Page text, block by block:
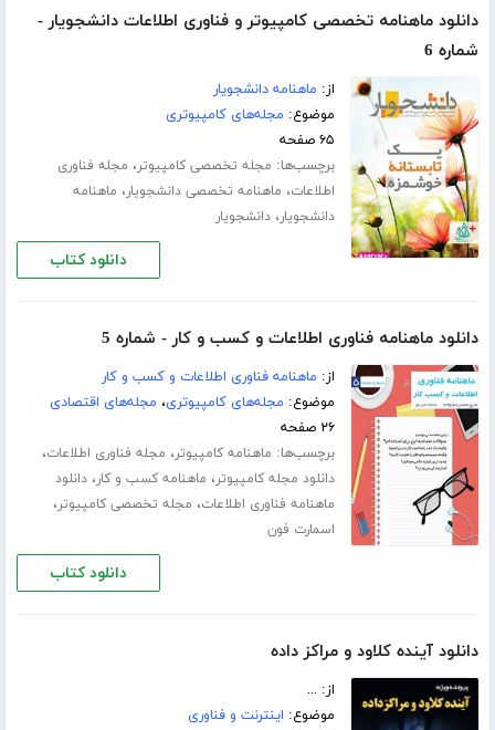
دانلود ماهنامه تخصصی کامپیوتر و فناوری اطلاعات دانشجویار -
شماره 6
از: ماهنامه دانشجویار
موضوع: مجله‌های کامپیوتری
۶۵ صفحه
برچسب‌ها: مجله تخصصی کامپیوتر، مجله فناوری
اطلاعات، ماهنامه تخصصی دانشجویار، ماهنامه
دانشجویار،دانشجویار
دانلود کتاب
دانلود ماهنامه فناوری اطلاعات و کسب و کار - شماره 5
از: ماهنامه فناوری اطلاعات و کسب و کار
موضوع: مجله‌های کامپیوتری، مجله‌های اقتصادی
۲۶ صفحه
برچسب‌ها: ماهنامه کامپیوتر، مجله فناوری اطلاعات،
دانلود مجله کامپیوتر، ماهنامه کسب و کار،دانلود
ماهنامه فناوری اطلاعات، مجله تخصصی کامپیوتر،
اسمارت فون
دانلود کتاب
دانلود آینده کلاود و مراکز داده
از: ...
موضوع: اینترنت و فناوری